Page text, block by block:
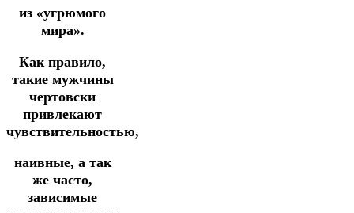
из «угрюмого
мира».
Как правило,
такие мужчины
чертовски
привлекают
чувствительностью,
наивные, а так
же часто,
зависимые